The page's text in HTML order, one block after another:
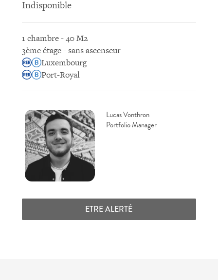
Indisponible
1 chambre - 40 M2
3ème étage - sans ascenseur
Luxembourg
Port-Royal
Lucas Vonthron
Portfolio Manager
ETRE ALERTÉ